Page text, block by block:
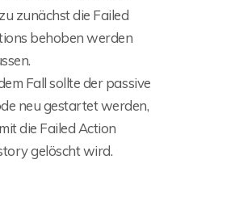
zunächst die Failed
behoben werden
Fall sollte der passive
neu gestartet werden,
die Failed Action
gelöscht wird.